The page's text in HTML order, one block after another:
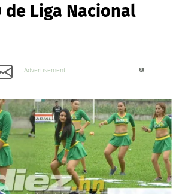
de Liga Nacional
X